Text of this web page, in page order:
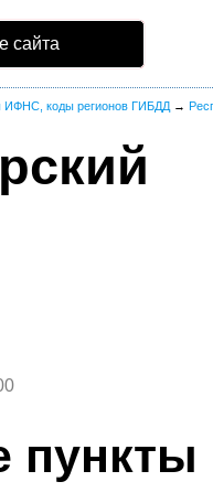
сайта
ИФНС, коды регионов ГИБДД →
пункты